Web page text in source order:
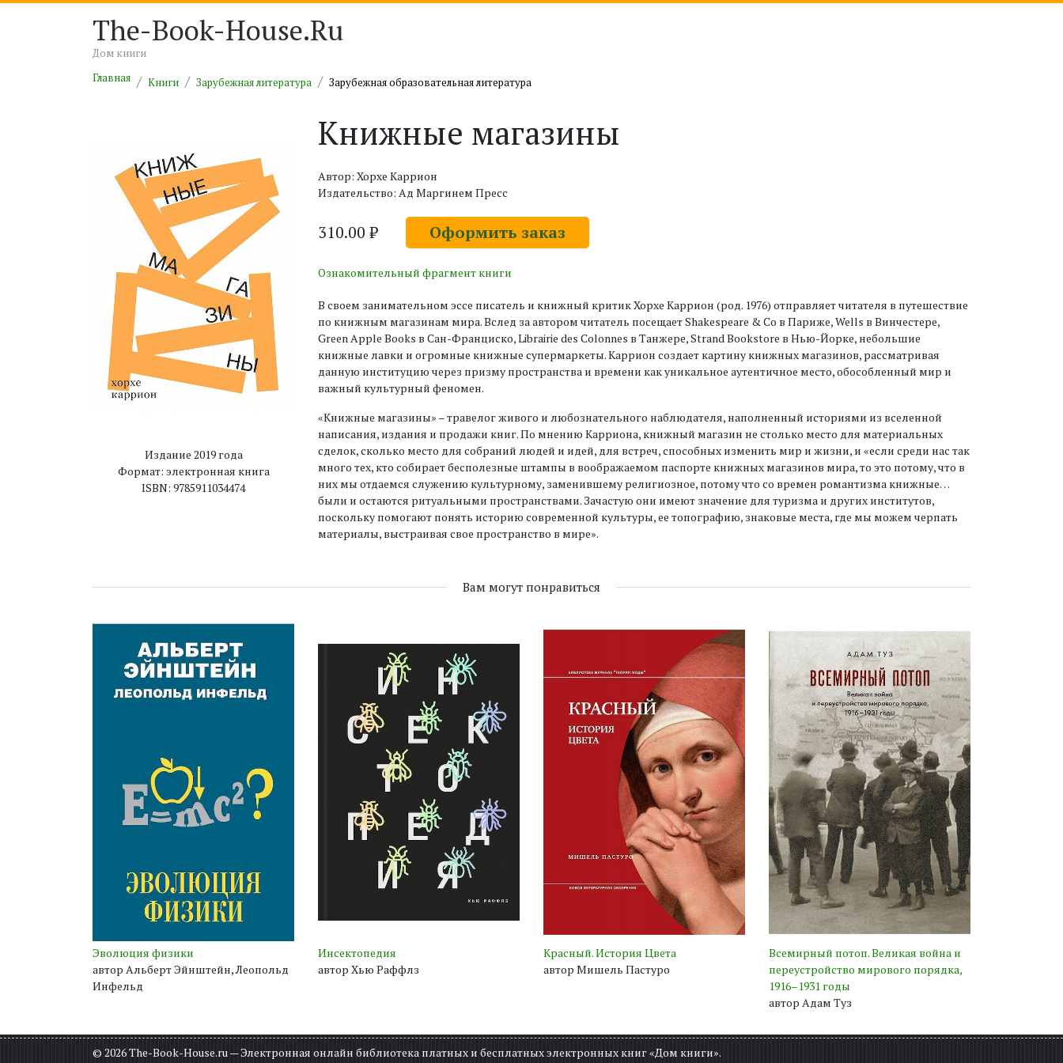
The-Book-House.Ru
Дом книги
Главная
Книги Зарубежная литература Зарубежная образовательная литература
Издание 2019 года
Формат: электронная книга
ISBN: 9785911034474
Книжные магазины
Автор: Хорхе Каррион
Издательство: Ад Маргинем Пресс
310.00 ₽ Оформить заказ
Ознакомительный фрагмент книги
В своем занимательном эссе писатель и книжный критик Хорхе Каррион (род. 1976) отправляет читателя в путешествие
по книжным магазинам мира. Вслед за автором читатель посещает Shakespeare & Co в Париже, Wells в Винчестере,
Green Apple Books в Сан-Франциско, Librairie des Colonnes в Танжере, Strand Bookstore в Нью-Йорке, небольшие
книжные лавки и огромные книжные супермаркеты. Каррион создает картину книжных магазинов, рассматривая
данную институцию через призму пространства и времени как уникальное аутентичное место, обособленный мир и
важный культурный феномен.
«Книжные магазины» – травелог живого и любознательного наблюдателя, наполненный историями из вселенной
написания, издания и продажи книг. По мнению Карриона, книжный магазин не столько место для материальных
сделок, сколько место для собраний людей и идей, для встреч, способных изменить мир и жизни, и «если среди нас так
много тех, кто собирает бесполезные штампы в воображаемом паспорте книжных магазинов мира, то это потому, что в
них мы отдаемся служению культурному, заменившему религиозное, потому что со времен романтизма книжные…
были и остаются ритуальными пространствами. Зачастую они имеют значение для туризма и других институтов,
поскольку помогают понять историю современной культуры, ее топографию, знаковые места, где мы можем черпать
материалы, выстраивая свое пространство в мире».
Вам могут понравиться
Эволюция физики
автор Альберт Эйнштейн, Леопольд
Инфельд
Инсектопедия
автор Хью Раффлз
Красный. История Цвета
автор Мишель Пастуро
Всемирный потоп. Великая война и
переустройство мирового порядка,
1916–1931 годы
автор Адам Туз
© 2026 The-Book-House.ru — Электронная онлайн библиотека платных и бесплатных электронных книг «Дом книги».